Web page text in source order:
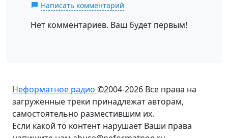
Написать комментарий
Нет комментариев. Ваш будет первым!
Неформатное радио ©2004-2026 Все права на
загруженные треки принадлежат авторам,
самостоятельно разместившим их.
Если какой то контент нарушает Ваши права